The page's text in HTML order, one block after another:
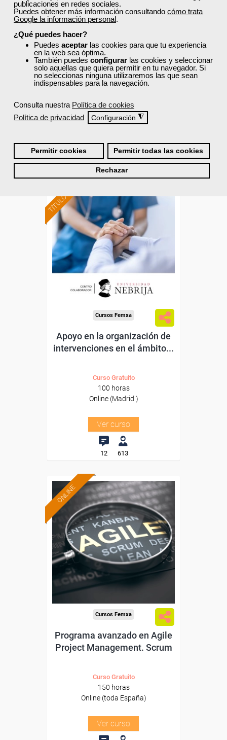
publicaciones en redes sociales.
Puedes obtener más información consultando cómo trata
Google la información personal.
¿Qué puedes hacer?
Puedes aceptar las cookies para que tu experiencia
en la web sea óptima.
También puedes configurar las cookies y seleccionar
solo aquellas que quiera permitir en tu navegador. Si
no seleccionas ninguna utilizaremos las que sean
indispensables para la navegación.
Consulta nuestra Política de cookies
Política de privacidad
Configuración ◮
Permitir cookies Permitir todas las cookies
Rechazar
Cursos Femxa
Programación web en el
entorno cliente
Curso Gratuito
180 horas
Ver curso
591
TÍTULO OFICIAL Formación 100%
subvencionada.
Para desempleados,
trabajadores y autónomos.
Para todos los sectores.
Cursos Femxa
Apoyo en la organización de
intervenciones en el ámbito...
Curso Gratuito
100 horas
Online (Madrid )
Ver curso
12 613
ONLINE
Formación 100%
subvencionada.
Para desempleados,
trabajadores y autónomos.
-Servicios a las Empresas.
Cursos Femxa
Programa avanzado en Agile
Project Management. Scrum
Curso Gratuito
150 horas
Online (toda España)
Ver curso